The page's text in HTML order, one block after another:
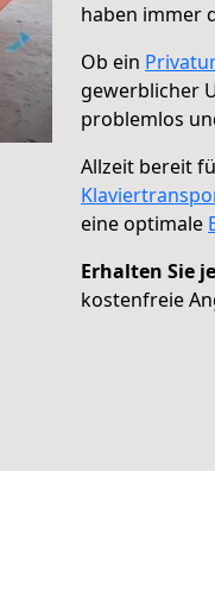
haben immer
Ob ein
gewerblicher
problemlos
Allzeit bereit
eine optimale
Erhalten Sie
kostenfreie